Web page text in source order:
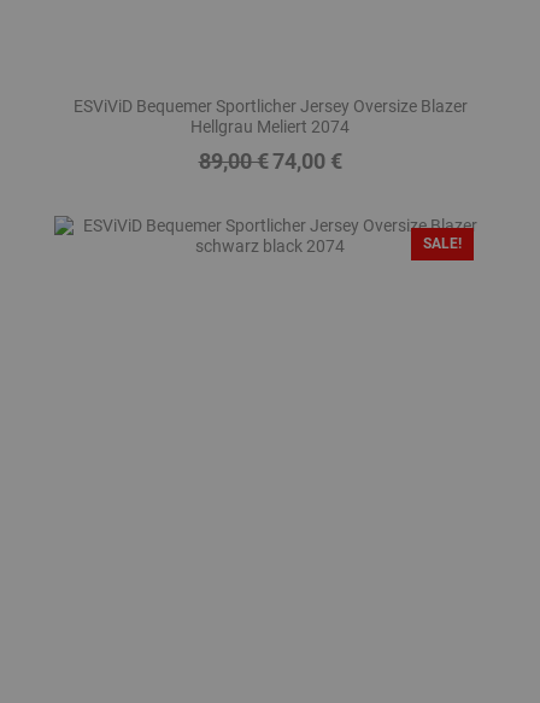
ESViViD Bequemer Sportlicher Jersey Oversize Blazer
Hellgrau Meliert 2074
Regulärer
89,00 € Preis
74,00 €
SALE!